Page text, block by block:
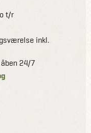
t/r
inkl.
24/7